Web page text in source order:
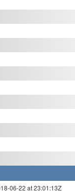
06-22 at 23:01:13Z